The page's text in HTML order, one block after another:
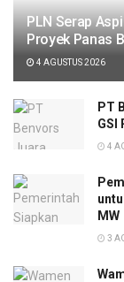
PLN Serap
Proyek Panas
4 AGUSTUS 2026
PT
GSI
4
MW
3